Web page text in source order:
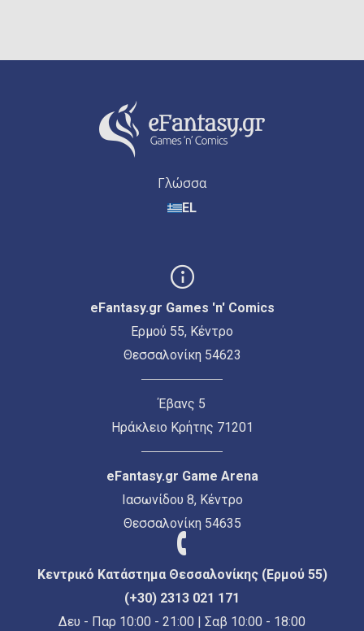
Γλώσσα
EL
eFantasy.gr Games 'n' Comics
Ερμού 55, Κέντρο
Θεσσαλονίκη 54623
Έβανς 5
Ηράκλειο Κρήτης 71201
eFantasy.gr Game Arena
Ιασωνίδου 8, Κέντρο
Θεσσαλονίκη 54635
Κεντρικό Κατάστημα Θεσσαλονίκης (Ερμού 55)
(+30) 2313 021 171
Δευ - Παρ 10:00 - 21:00 | Σαβ 10:00 - 18:00